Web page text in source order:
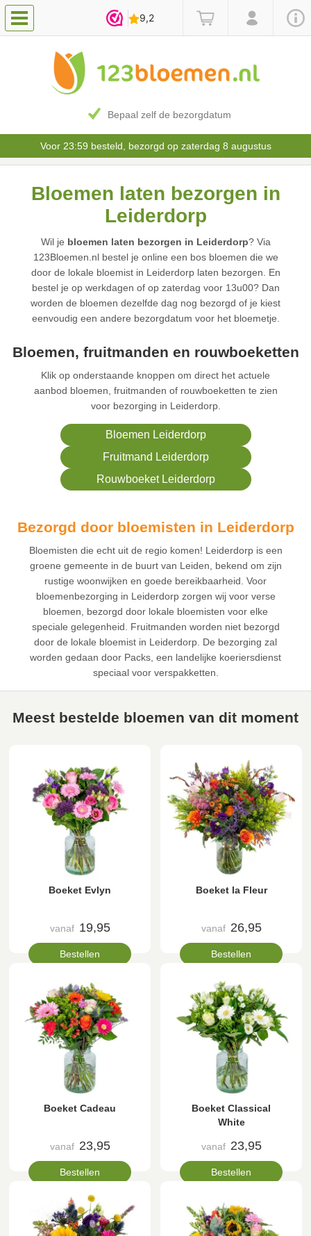
Bepaal zelf de bezorgdatum
Voor 23:59 besteld, bezorgd op zaterdag 8 augustus
Bloemen laten bezorgen in
Leiderdorp
Wil je bloemen laten bezorgen in Leiderdorp? Via
123Bloemen.nl bestel je online een bos bloemen die we
door de lokale bloemist in Leiderdorp laten bezorgen. En
bestel je op werkdagen of op zaterdag voor 13u00? Dan
worden de bloemen dezelfde dag nog bezorgd of je kiest
eenvoudig een andere bezorgdatum voor het bloemetje.
Bloemen, fruitmanden en rouwboeketten
Klik op onderstaande knoppen om direct het actuele
aanbod bloemen, fruitmanden of rouwboeketten te zien
voor bezorging in Leiderdorp.
Bloemen Leiderdorp
Fruitmand Leiderdorp
Rouwboeket Leiderdorp
Bezorgd door bloemisten in Leiderdorp
Bloemisten die echt uit de regio komen! Leiderdorp is een
groene gemeente in de buurt van Leiden, bekend om zijn
rustige woonwijken en goede bereikbaarheid. Voor
bloemenbezorging in Leiderdorp zorgen wij voor verse
bloemen, bezorgd door lokale bloemisten voor elke
speciale gelegenheid. Fruitmanden worden niet bezorgd
door de lokale bloemist in Leiderdorp. De bezorging zal
worden gedaan door Packs, een landelijke koeriersdienst
speciaal voor verspakketten.
Meest bestelde bloemen van dit moment
Boeket Evlyn
vanaf 19,95
Bestellen
Boeket la Fleur
vanaf 26,95
Bestellen
Boeket Cadeau
vanaf 23,95
Bestellen
Boeket Classical
White
vanaf 23,95
Bestellen